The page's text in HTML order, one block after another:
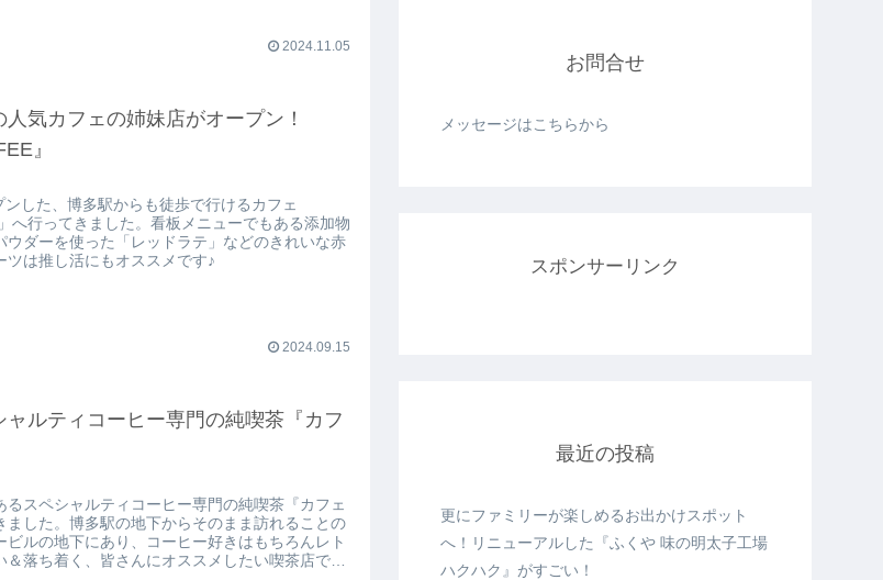
2024.11.05
人気カフェの姉妹店がオープン！
』
した、博多駅からも徒歩で行けるカフェ
へ行ってきました。看板メニューでもある添加物
ウダーを使った「レッドラテ」などのきれいな赤
ツは推し活にもオススメです♪
2024.09.15
ャルティコーヒー専門の純喫茶『カフ
るスペシャルティコーヒー専門の純喫茶『カフェ
ました。博多駅の地下からそのまま訪れることの
ビルの地下にあり、コーヒー好きはもちろんレト
＆落ち着く、皆さんにオススメしたい喫茶店で
お問合せ
メッセージはこちらから
スポンサーリンク
最近の投稿
更にファミリーが楽しめるお出かけスポット
へ！リニューアルした『ふくや 味の明太子工場
ハクハク』がすごい！